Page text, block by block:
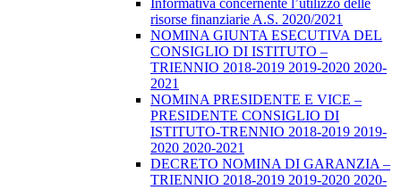
Informativa concernente l’utilizzo delle
risorse finanziarie A.S. 2020/2021
NOMINA GIUNTA ESECUTIVA DEL
CONSIGLIO DI ISTITUTO –
TRIENNIO 2018-2019 2019-2020 2020-
2021
NOMINA PRESIDENTE E VICE –
PRESIDENTE CONSIGLIO DI
ISTITUTO-TRENNIO 2018-2019 2019-
2020 2020-2021
DECRETO NOMINA DI GARANZIA –
TRIENNIO 2018-2019 2019-2020 2020-